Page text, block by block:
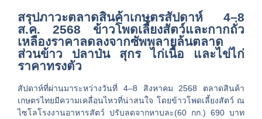
สรุปภาวะตลาดสินค้าเกษตรสัปดาห์ 4–8
ส.ค. 2568 ข้าวโพดเลี้ยงสัตว์และกากถั่ว
เหลืองราคาลดลงจากซัพพลายล้นตลาด
ส่วนข้าว ปลาป่น สุกร ไก่เนื้อ และไข่ไก่
ราคาทรงตัว
สัปดาห์ที่ผ่านมาระหว่างวันที่ 4–8 สิงหาคม 2568 ตลาดสินค้า
เกษตรไทยมีความเคลื่อนไหวที่น่าสนใจ โดยข้าวโพดเลี้ยงสัตว์ ณ
ไซโลโรงงานอาหารสัตว์ ปรับลดจากหาบละ(60 กก.) 690 บาท